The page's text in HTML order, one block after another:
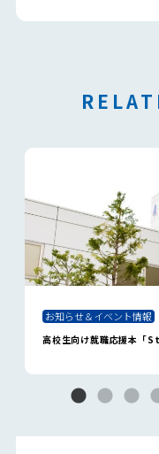
お知らせ＆イベント情報
高校生向け就職応援本「